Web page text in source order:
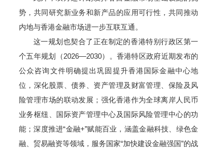
势，共同研究新业务和新产品的应用可行性，共同推动
内地与香港金融市场进一步互联互通。
这一规划也契合了正在制定的‌香港特别行政区第一
个五年规划（2026—2030）。香港特区政府近期发布的
公众咨询文件明确提出巩固提升香港国际金融中心地
位，深化股票、债券、资产管理及财富管理、保险及风
险管理市场的联动发展；强化香港作为全球离岸人民币
业务枢纽、国际资产管理中心及国际风险管理中心的功
能；深度推进“金融+”赋能百业，涵盖金融科技、绿色金
融、贸易融资等领域，服务国家“加快建设金融强国”的战